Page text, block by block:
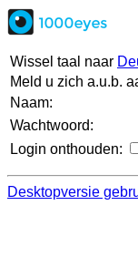
Wissel taal naar
Meld u zich a.u.b.
Naam:
Wachtwoord:
Login onthouden:
Desktopversie